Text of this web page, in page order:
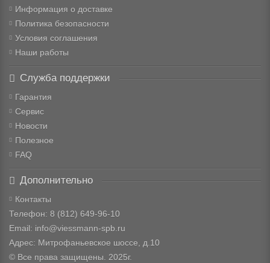
Информация о доставке
Политика безопасности
Условия соглашения
Наши работы
Служба поддержки
Гарантия
Сервис
Новости
Полезное
FAQ
Дополнительно
Контакты
Телефон: 8 (812) 649-96-10
Email: info@viessmann-spb.ru
Адрес: Митрофаньевское шоссе, д.10
© Все права защищены. 2025г.